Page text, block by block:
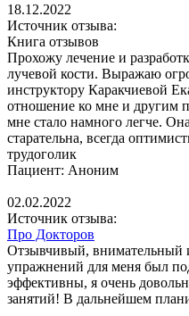
18.12.2022
Источник отзыва:
Книга отзывов
Прохожу лечение и
лучевой кости. Выражаю
инструктору Каракчиевой
отношение ко мне и другим
мне стало намного легче.
старательна, всегда
трудоголик
Пациент: Аноним
02.02.2022
Источник отзыва:
Про Докторов
Отзывчивый, внимательный
упражнений для меня был
эффективны, я очень
занятий! В дальнейшем